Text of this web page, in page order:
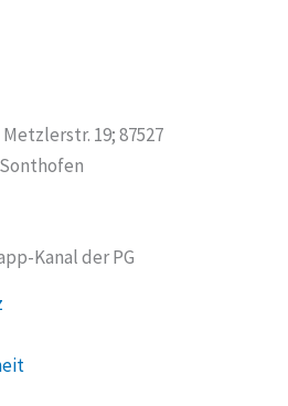
19; 87527
Sonthofen
Kanal der PG